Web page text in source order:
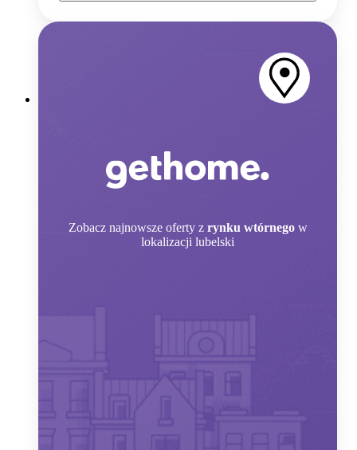
Zobacz najnowsze oferty z rynku wtórnego w
lokalizacji lubelski